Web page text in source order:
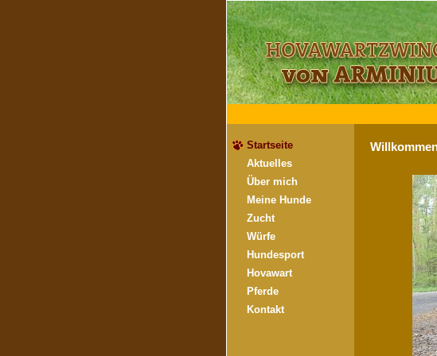
Startseite
Aktuelles
Über mich
Meine Hunde
Zucht
Würfe
Hundesport
Hovawart
Pferde
Kontakt